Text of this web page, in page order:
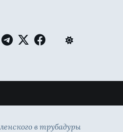
в трубадуры